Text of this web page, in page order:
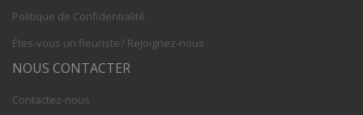
Politique de Confidentialité
Êtes-vous un fleuriste? Rejoignez-nous
NOUS CONTACTER
Contactez-nous